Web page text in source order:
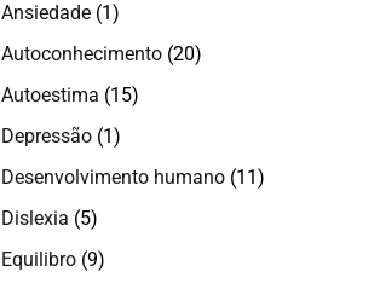
Ansiedade (1)
Autoconhecimento (20)
Autoestima (15)
Depressão (1)
Desenvolvimento humano (11)
Dislexia (5)
Equilibro (9)